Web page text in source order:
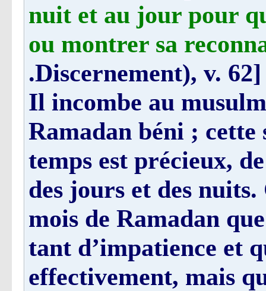
nuit et au jour pour
ou montrer sa
Discernement), v. 62].
Il incombe au
Ramadan béni ; cette
temps est précieux,
des jours et des
mois de Ramadan
tant d’impatience et
effectivement, mais